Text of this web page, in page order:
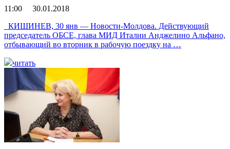
11:00 30.01.2018
КИШИНЕВ, 30 янв — Новости-Молдова. Действующий
председатель ОБСЕ, глава МИД Италии Анджелино Альфано,
отбывающий во вторник в рабочую поездку на …
читать